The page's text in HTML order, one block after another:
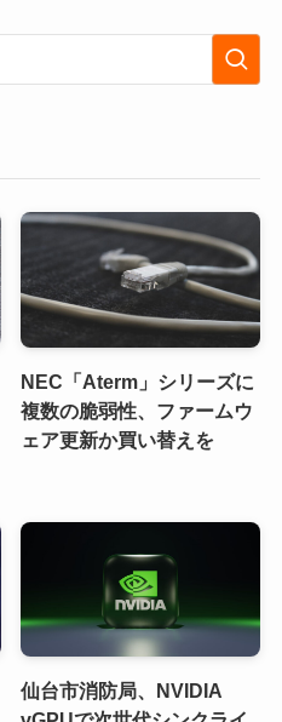
NEC「Aterm」シリーズに
複数の脆弱性、ファームウ
ェア更新か買い替えを
仙台市消防局、NVIDIA